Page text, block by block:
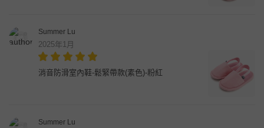
Summer Lu
2025年1月
消音防滑室內鞋-鬆緊帶款(素色)-粉紅
Summer Lu